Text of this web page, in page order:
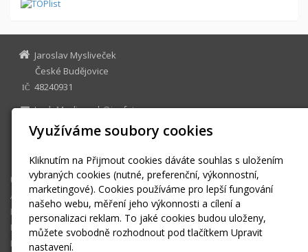
Jaroslav Mysliveček
České Budějovice
IČ
48240931
JardaMyslivecek@jm-foto.cz
www.jm-foto.cz
facebook: JM-foto
+420 732 274 579
Úvodní stránka
Akce a novinky
Fotogalerie
Reference
Facebook
Využíváme soubory cookies
Kliknutím na Přijmout cookies dáváte souhlas s uložením
vybraných cookies (nutné, preferenční, výkonnostní,
marketingové). Cookies používáme pro lepší fungování
našeho webu, měření jeho výkonnosti a cílení a
personalizaci reklam. To jaké cookies budou uloženy,
můžete svobodně rozhodnout pod tlačítkem Upravit
nastavení.